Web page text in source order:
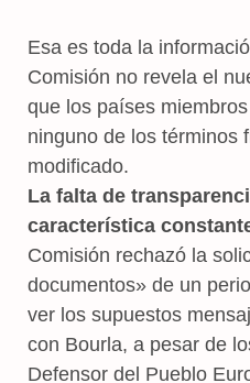
Esa es toda la
Comisión no revela el
que los países
ninguno de los términos
modificado.
La falta de
característica
Comisión rechazó la
documentos» de un
ver los supuestos
con Bourla, a pesar de
Defensor del Pueblo